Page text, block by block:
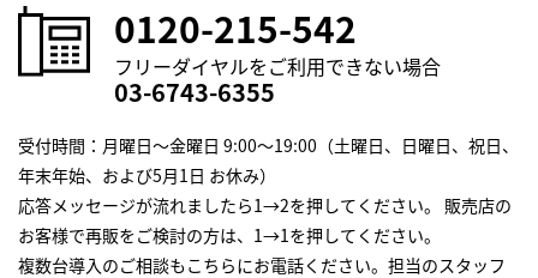
0120-215-542
フリーダイヤルをご利用できない場合
03-6743-6355
受付時間：月曜日～金曜日 9:00～19:00（土曜日、日曜日、祝日、
年末年始、および5月1日 お休み）
応答メッセージが流れましたら1→2を押してください。 販売店の
お客様で再販をご検討の方は、1→1を押してください。
複数台導入のご相談もこちらにお電話ください。担当のスタッフ